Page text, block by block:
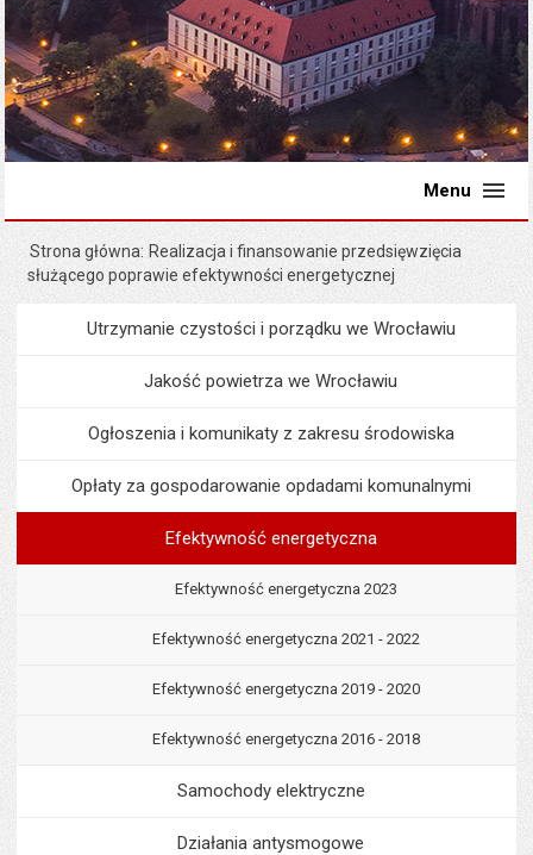
Menu
Strona główna Realizacja i finansowanie przedsięwzięcia
służącego poprawie efektywności energetycznej
MenuŚrodowisko i ekologia
Utrzymanie czystości i porządku we Wrocławiu
Jakość powietrza we Wrocławiu
Ogłoszenia i komunikaty z zakresu środowiska
Opłaty za gospodarowanie opdadami komunalnymi
Efektywność energetyczna
Efektywność energetyczna 2023
Efektywność energetyczna 2021 - 2022
Efektywność energetyczna 2019 - 2020
Efektywność energetyczna 2016 - 2018
Samochody elektryczne
Działania antysmogowe